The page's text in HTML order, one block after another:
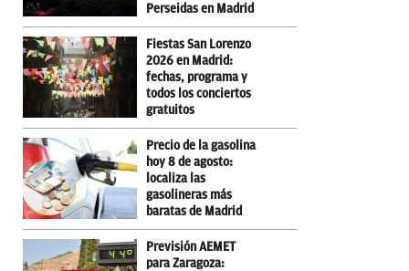
Perseidas en Madrid
Fiestas San Lorenzo
2026 en Madrid:
fechas, programa y
todos los conciertos
gratuitos
Precio de la gasolina
hoy 8 de agosto:
localiza las
gasolineras más
baratas de Madrid
Previsión AEMET
para Zaragoza: